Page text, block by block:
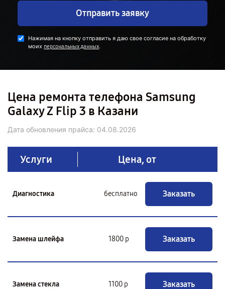
Отправить заявку
Нажимая на кнопку отправить я даю свое согласие на обработку
моих персональных данных.
Цена ремонта телефона Samsung
Galaxy Z Flip 3 в Казани
Дата обновления прайса: 04.08.2026
Услуги Цена, от
Диагностика бесплатно Заказать
Замена шлейфа 1800 р Заказать
Замена стекла 1100 р Заказать